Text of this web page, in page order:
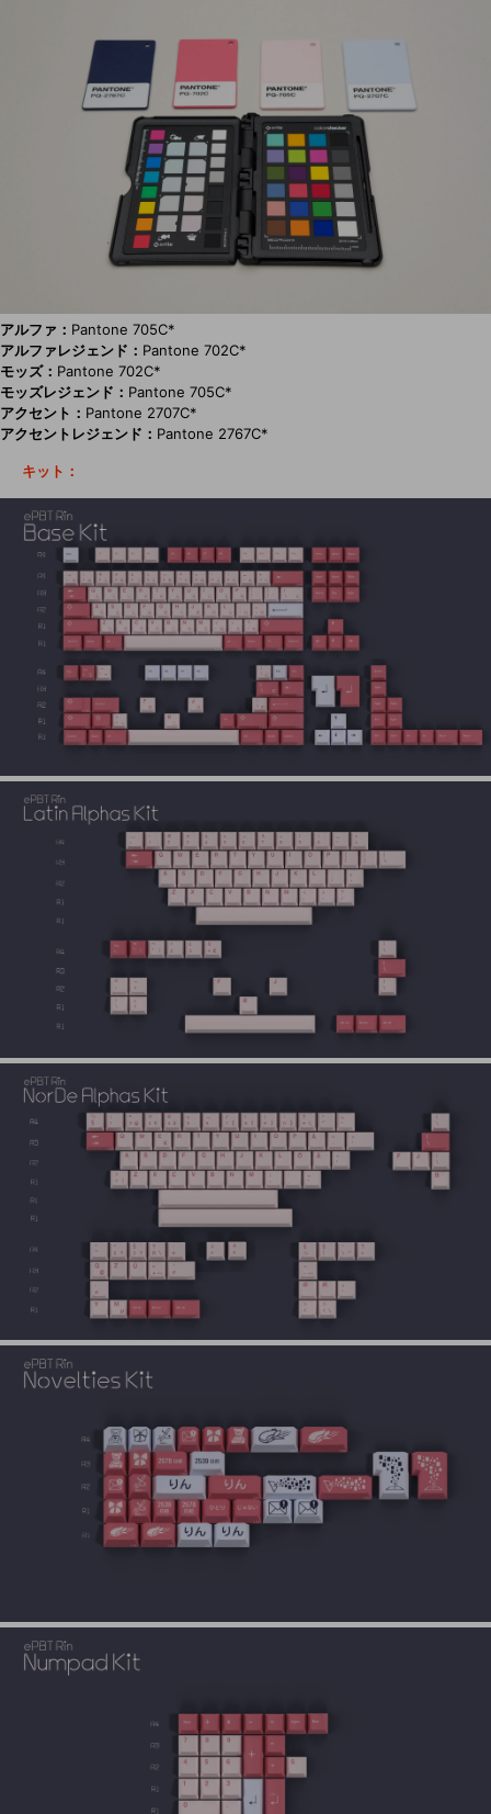
アルファ： Pantone 705C*
アルファレジェンド： Pantone 702C*
モッズ： Pantone 702C*
モッズレジェンド： Pantone 705C*
アクセント： Pantone 2707C*
アクセントレジェンド： Pantone 2767C*
キット：